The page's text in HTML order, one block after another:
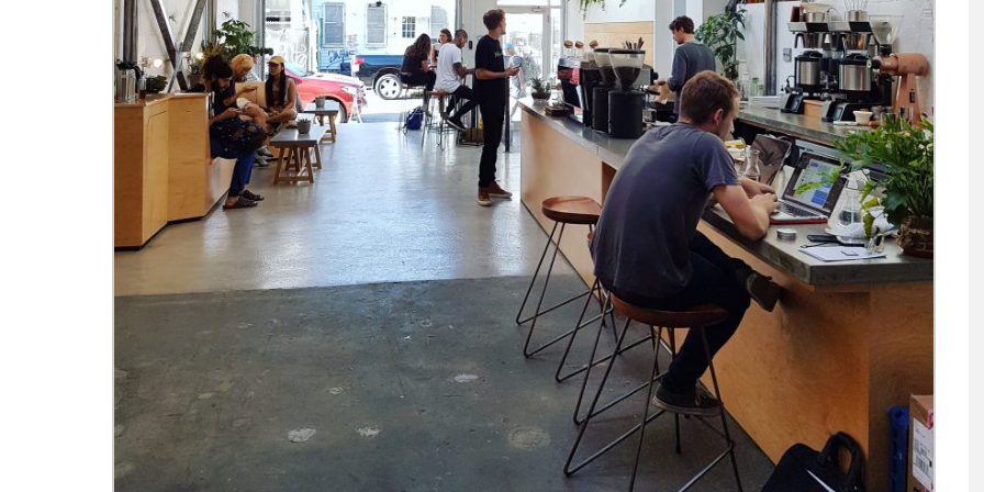
LA MIEL…
HACE 5000 AÑOS EN EL
ANTIGUO EGIPTO…
EL PRIMER RESTORÁN DE
HISTORIA FUE…